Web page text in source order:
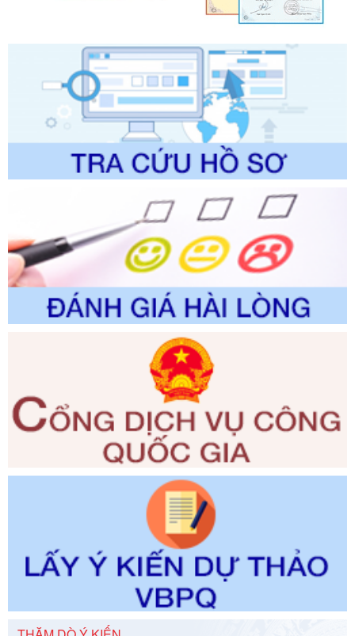
Số kí hiệu:2304/QĐ-UBND
Tên: Quyết định công bố Danh mục thủ tục hành chính
được sửa đổi, bổ sung và phê duyệt Quy trình nội bộ, quy
trình điện tử giải quyết thủ tục hành chính trong lĩnh vực Du
lịch thuộc phạm vi chức năng quản lý của Sở Văn hóa, Thể
thao và Du lịch
Ngày ban hành: 01/06/2026
Số kí hiệu:2310/QĐ-UBND
đổi, bổ sung và phê duyệt Quy trình nội bộ, quy trình điện tử
trong giải quyết thủtục hành chính lĩnh vực biến đổi khí hậu
thuộc phạm vi giải quyết của Sở Nông nghiệp và Môi
trường
Ngày ban hành: 01/06/2026
Số kí hiệu:2300/QĐ-UBND
Tên: V/v công bố danh mục thủ tục hành chính được sửa
đổi, bổ sung và phê duyệt quy trình nội bộ, quy trình điện tử
giải quyết thủ tục hành chính trong lĩnh vực Luật sư thuộc
phạm vi chức năng quản lý của Sở Tư pháp
Ngày ban hành: 01/06/2026
Số kí hiệu: 351/2025/NĐ-CP
Tên: Nghị định số 351/2025/NĐ-CP của Chính phủ: Quy
định chuẩn nghèo đa chiều quốc gia giai đoạn 2026 - 2030
Ngày ban hành: 29/12/2026
Số kí hiệu:3014/QĐ-UBND
Tên: Quyết định về việc công bố danh mục thủ tục hành
chính ban hành mới, sửa đổi bổ sung trong lĩnh vực hỗ trợ
đầu tư, lĩnh vực đấu thầu lựa chọn nhà thầu thuộc thẩm
quyền giải quyết của Sở Tài chính và Ban Quản lý Khu kinh
tế Đông Nam Nghệ An
Ngày ban hành: 23/09/2026
292/2026/NĐ-CP